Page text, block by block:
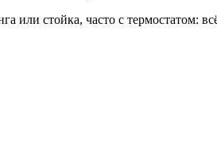
или стойка, часто с термостатом: